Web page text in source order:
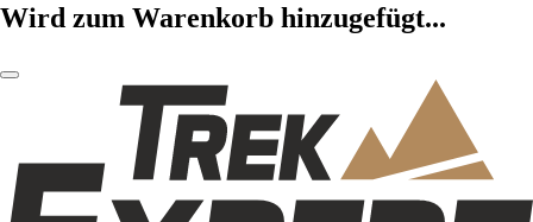
Wird zum Warenkorb hinzugefügt...